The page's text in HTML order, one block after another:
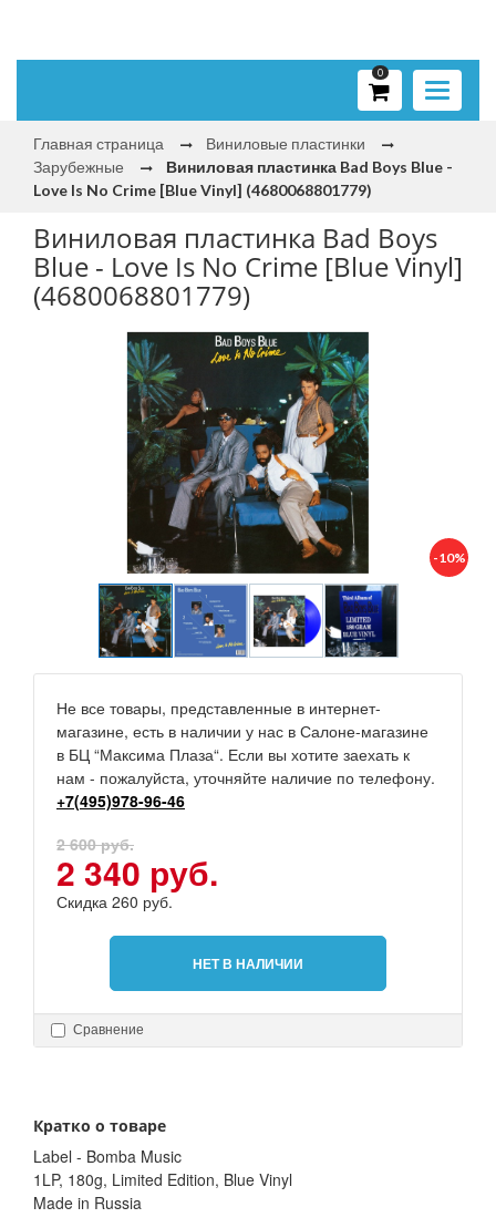
Toggle
0
Главная страница
Виниловые пластинки
Зарубежные
Виниловая пластинка Bad Boys Blue -
Love Is No Crime [Blue Vinyl] (4680068801779)
Виниловая пластинка Bad Boys
Blue - Love Is No Crime [Blue Vinyl]
(4680068801779)
-10%
Не все товары, представленные в интернет-
магазине, есть в наличии у нас в Салоне-магазине
в БЦ “Максима Плаза“. Если вы хотите заехать к
нам - пожалуйста, уточняйте наличие по телефону.
+7(495)978-96-46
2 600 руб.
2 340 руб.
Скидка 260 руб.
НЕТ В НАЛИЧИИ
Сравнение
Кратко о товаре
Label - Bomba Music
1LP, 180g, Limited Edition, Blue Vinyl
Made in Russia